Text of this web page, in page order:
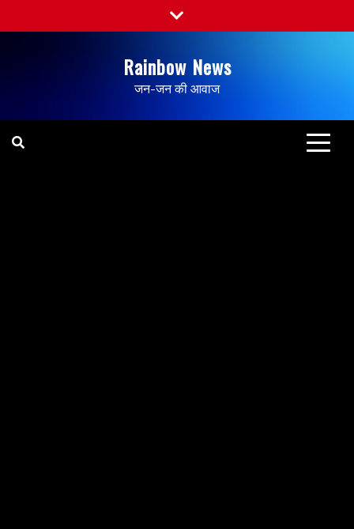
Rainbow News
जन-जन की आवाज